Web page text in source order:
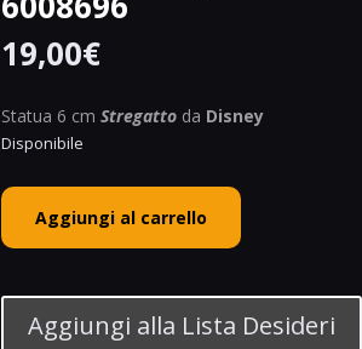
19,00€
Statua 6 cmStregatto da Disney
Disponibile
Enesco
Disney
Traditions
Aggiungi al carrello
Aggiungi alla Lista Desideri